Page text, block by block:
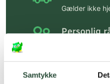
Samtykke
Gælder ikke
Personlig
Hurtig